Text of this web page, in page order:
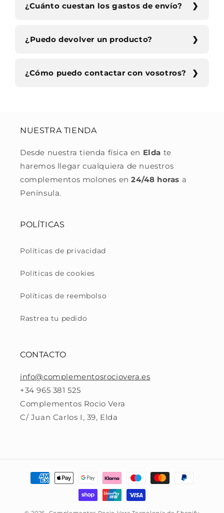
¿Cuánto cuestan los gastos de envío?
¿Puedo devolver un producto?
¿Cómo puedo contactar con vosotros?
NUESTRA TIENDA
Desde nuestra tienda física en Elda te
haremos llegar cualquiera de nuestros
complementos molones en24/48 horas a
Península.
POLÍTICAS
Políticas de privacidad
Políticas de cookies
Políticas de reembolso
Rastrea tu pedido
CONTACTO
info@complementosrociovera.es
+34 965 381 525
Complementos Rocio Vera
C/ Juan Carlos I, 39, Elda
Formas